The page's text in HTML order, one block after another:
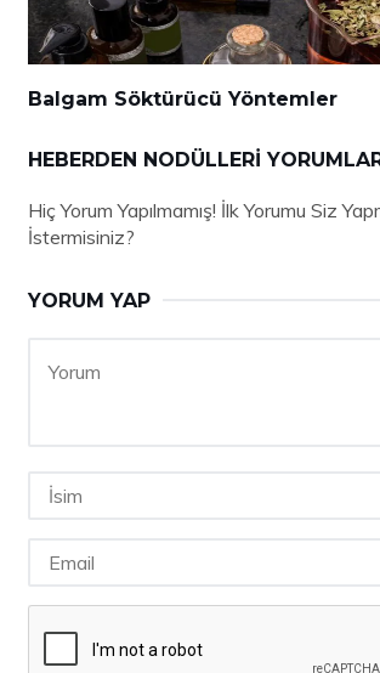
Balgam Söktürücü Yöntemler
HEBERDEN NODÜLLERI
Hiç Yorum Yapılmamış! İlk Yorumu Siz
İstermisiniz?
YORUM YAP